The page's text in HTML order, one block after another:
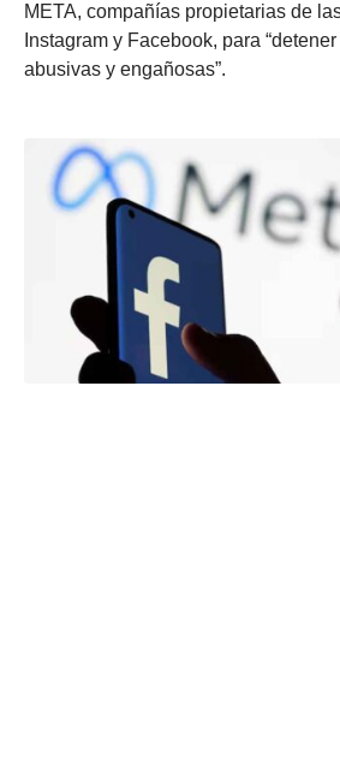
META, compañías propietarias de
Instagram y Facebook, para
abusivas y engañosas”.